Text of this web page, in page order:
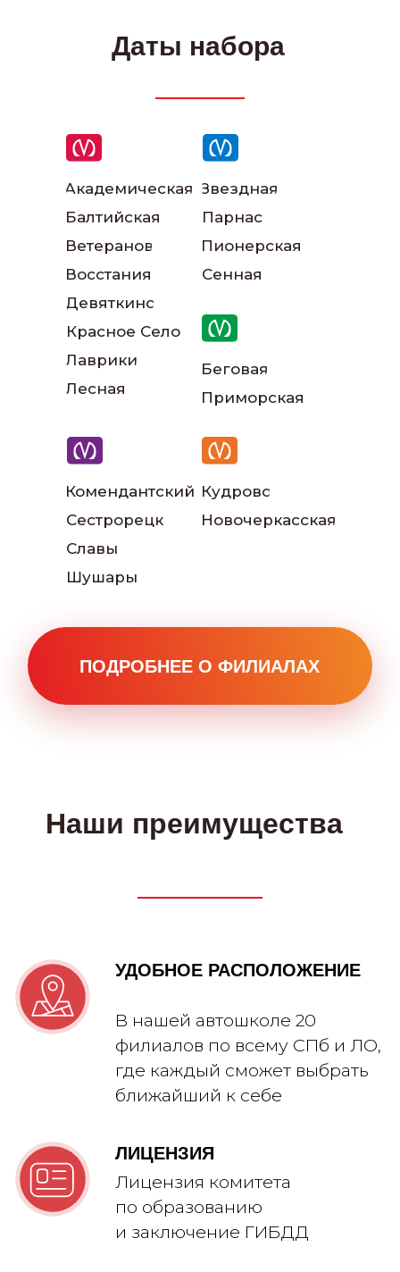
Даты набора
Академическая
Балтийская
Ветеранов
Восстания
Девяткино
Лаврики
Лесная
Звездная
Пионерская
Парнас
Сенная
Беговая
Приморская
Славы
Сестрорецк
Шушары
Кудрово
Новочеркасская
Комендантский
Красное Село
Написать в ВКонтакте
Написать в телеграм